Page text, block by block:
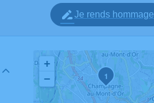
Je rends hommage
1
+
−